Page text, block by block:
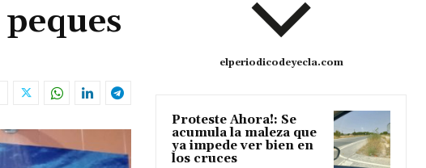
elperiodicodeyecla.com
Proteste Ahora!: Se
acumula la maleza que
ya impede ver bien en
los cruces